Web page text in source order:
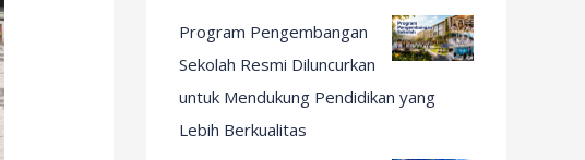
Program Pengembangan
Sekolah Resmi Diluncurkan
untuk Mendukung Pendidikan yang
Lebih Berkualitas